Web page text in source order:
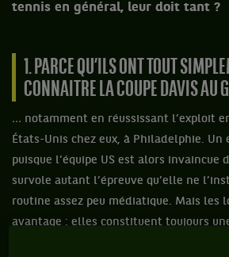
tennis en général, leur doit tant ?
1. PARCE QU’ILS ONT TOUT
CONNAITRE LA COUPE DAVIS AU
... notamment en réussissant l’exploit
États-Unis chez eux, à Philadelphie. Un
puisque l’équipe US est alors invaincue
survole autant l’épreuve qu’elle ne
routine assez peu médiatique. Mais les
avantage : elles constituent toujours